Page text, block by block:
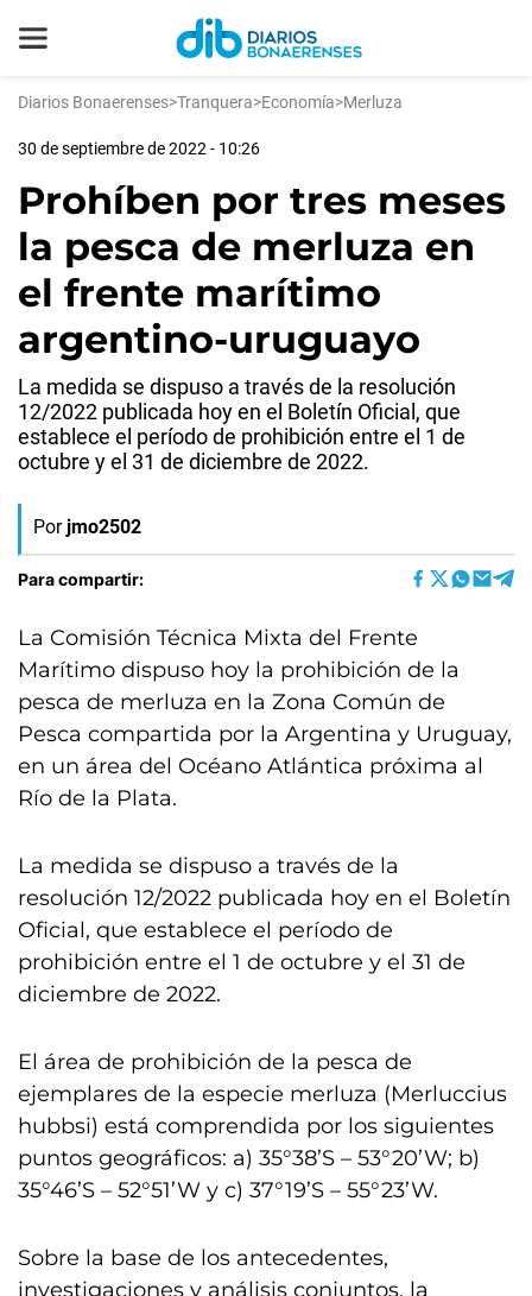
Diarios Bonaerenses>Tranquera>Economía>Merluza
30 de septiembre de 2022 - 10:26
Prohíben por tres meses
la pesca de merluza en
el frente marítimo
argentino-uruguayo
La medida se dispuso a través de la resolución
12/2022 publicada hoy en el Boletín Oficial, que
establece el período de prohibición entre el 1 de
octubre y el 31 de diciembre de 2022.
Por jmo2502
Para compartir:
La Comisión Técnica Mixta del Frente
Marítimo dispuso hoy la prohibición de la
pesca de merluza en la Zona Común de
Pesca compartida por la Argentina y Uruguay,
en un área del Océano Atlántica próxima al
Río de la Plata.
La medida se dispuso a través de la
resolución 12/2022 publicada hoy en el Boletín
Oficial, que establece el período de
prohibición entre el 1 de octubre y el 31 de
diciembre de 2022.
El área de prohibición de la pesca de
ejemplares de la especie merluza (Merluccius
hubbsi) está comprendida por los siguientes
puntos geográficos: a) 35°38’S – 53°20’W; b)
35°46’S – 52°51’W y c) 37°19’S – 55°23’W.
Sobre la base de los antecedentes,
investigaciones y análisis conjuntos, la